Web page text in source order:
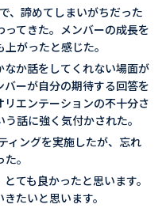
、諦めてしまいがちだった
てきた。メンバーの成長を
がったと感じた。
か話をしてくれない場面が
ーが自分の期待する回答を
エンテーションの不十分さ
話に強く気付かされた。
ィングを実施したが、忘れ
。
ても良かったと思います。
たいと思います。